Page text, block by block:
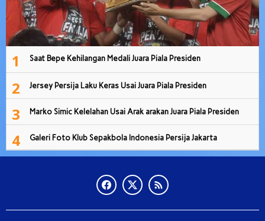
1 Saat Bepe Kehilangan Medali Juara Piala Presiden
2 Jersey Persija Laku Keras Usai Juara Piala Presiden
3 Marko Simic Kelelahan Usai Arak arakan Juara Piala Presiden
4 Galeri Foto Klub Sepakbola Indonesia Persija Jakarta